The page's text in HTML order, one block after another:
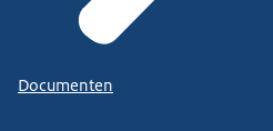
Documenten